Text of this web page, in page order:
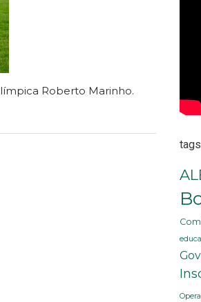
Roberto Marinho.
tags